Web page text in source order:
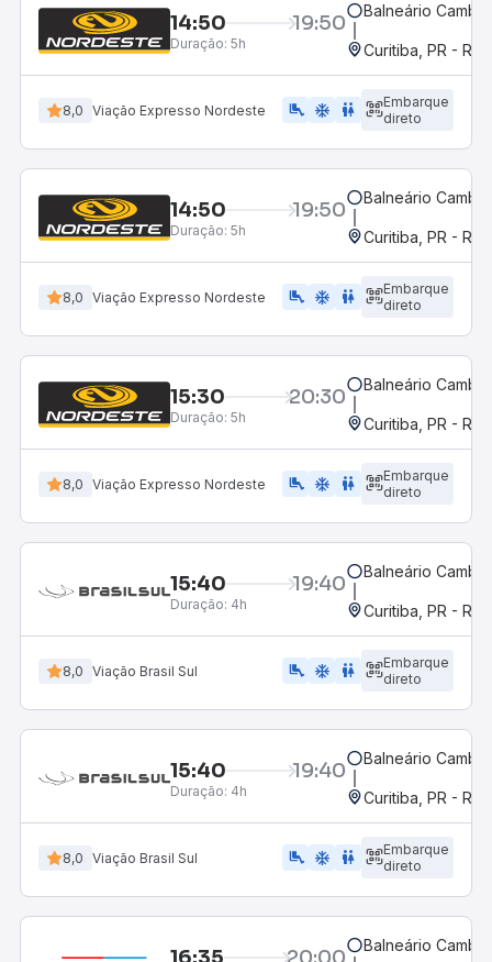
14:50 19:50
Duração: 5h
Balneário
Curitiba, PR -
8,0 Viação Expresso Nordeste airline_seat_legroom_extra ac_unit WC
Embarque
direto
14:50 19:50
Duração: 5h
Balneário
Curitiba, PR -
8,0 Viação Expresso Nordeste airline_seat_legroom_extra ac_unit WC
Embarque
direto
15:30 20:30
Duração: 5h
Balneário
Curitiba, PR -
8,0 Viação Expresso Nordeste airline_seat_legroom_extra ac_unit WC
Embarque
direto
15:40 19:40
Duração: 4h
Balneário
Curitiba, PR -
8,0 Viação Brasil Sul airline_seat_legroom_extra ac_unit WC
Embarque
direto
15:40 19:40
Duração: 4h
Balneário
Curitiba, PR -
8,0 Viação Brasil Sul airline_seat_legroom_extra ac_unit wc
Embarque
direto
16:35 20:00 Balneário